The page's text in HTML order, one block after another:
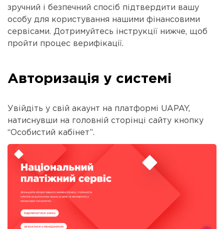
зручний і безпечний спосіб підтвердити вашу
особу для користування нашими фінансовими
сервісами. Дотримуйтесь інструкції нижче, щоб
пройти процес верифікації.
Авторизація у системі
Увійдіть у свій акаунт на платформі UAPAY,
натиснувши на головній сторінці сайту кнопку
“Особистий кабінет”.